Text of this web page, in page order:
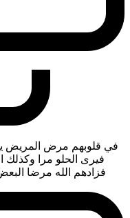
في قلوبهم مرض المريض
فيرى الحلو مرا وكذلك
فزادهم الله مرضا